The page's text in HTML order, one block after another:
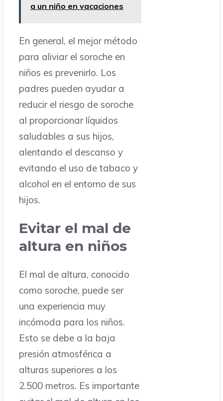
a un niño en vacaciones
En general, el mejor método
para aliviar el soroche en
niños es prevenirlo. Los
padres pueden ayudar a
reducir el riesgo de soroche
al proporcionar líquidos
saludables a sus hijos,
alentando el descanso y
evitando el uso de tabaco y
alcohol en el entorno de sus
hijos.
Evitar el mal de
altura en niños
El mal de altura, conocido
como soroche, puede ser
una experiencia muy
incómoda para los niños.
Esto se debe a la baja
presión atmosférica a
alturas superiores a los
2.500 metros. Es importante